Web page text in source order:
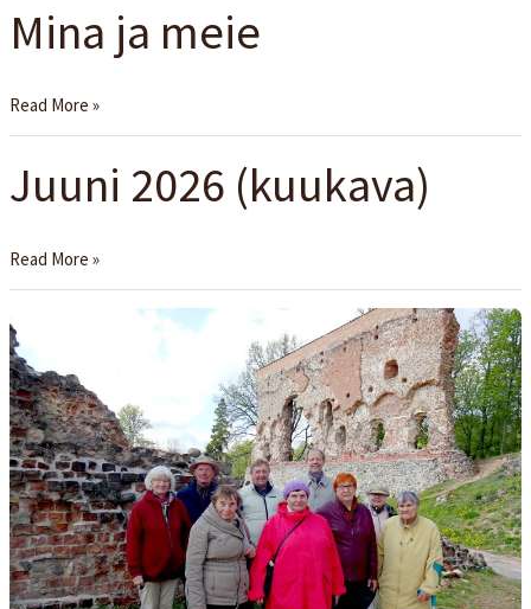
Mina ja meie
Read More »
Juuni 2026 (kuukava)
Juuni
2026
Read More »
Seenioride
kodugrupi
kevadine
sõit
Tartust
Tartusse